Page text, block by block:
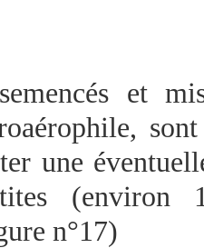
et
une
(environ
n°17)